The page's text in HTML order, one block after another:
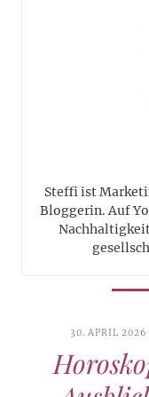
Steffi ist
Bloggerin. Auf
30. APRIL 2026